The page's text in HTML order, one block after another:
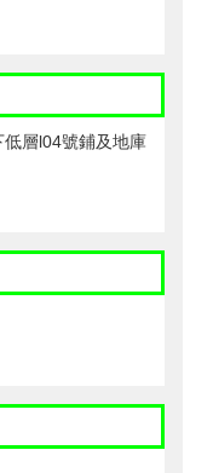
層l04號鋪及地庫